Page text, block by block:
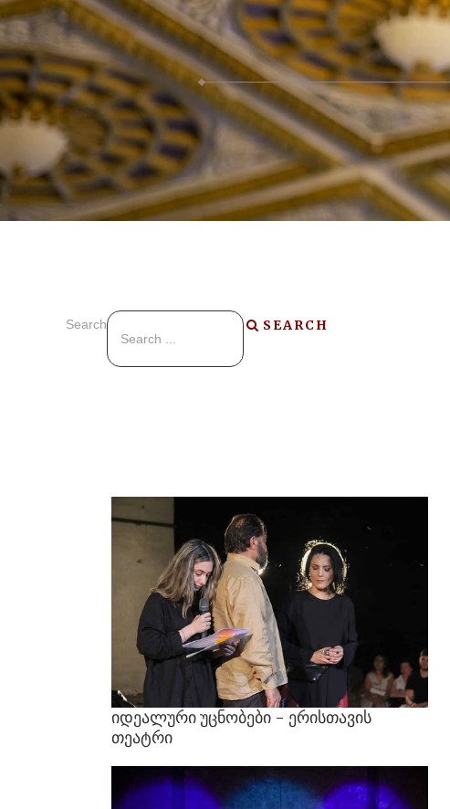
Search SEARCH
იდეალურიუცნობები - ერისთავის
თეატრი